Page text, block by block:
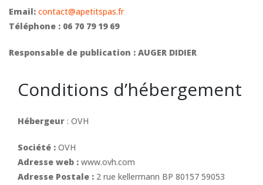
Email: contact@apetitspas.fr
Téléphone : 06 70 79 19 69
Responsable de publication : AUGER DIDIER
Conditions d’hébergement
Hébergeur : OVH
Société : OVH
Adresse web : www.ovh.com
Adresse Postale : 2 rue kellermann BP 80157 59053